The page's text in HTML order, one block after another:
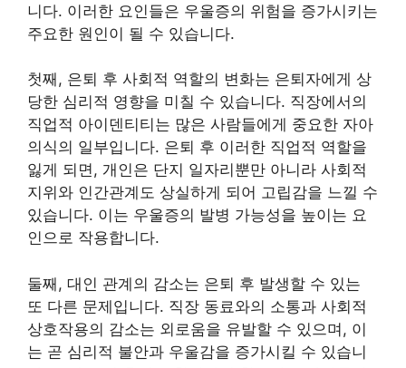
니다. 이러한 요인들은 우울증의 위험을 증가시키는
주요한 원인이 될 수 있습니다.
첫째, 은퇴 후 사회적 역할의 변화는 은퇴자에게 상
당한 심리적 영향을 미칠 수 있습니다. 직장에서의
직업적 아이덴티티는 많은 사람들에게 중요한 자아
의식의 일부입니다. 은퇴 후 이러한 직업적 역할을
잃게 되면, 개인은 단지 일자리뿐만 아니라 사회적
지위와 인간관계도 상실하게 되어 고립감을 느낄 수
있습니다. 이는 우울증의 발병 가능성을 높이는 요
인으로 작용합니다.
둘째, 대인 관계의 감소는 은퇴 후 발생할 수 있는
또 다른 문제입니다. 직장 동료와의 소통과 사회적
상호작용의 감소는 외로움을 유발할 수 있으며, 이
는 곧 심리적 불안과 우울감을 증가시킬 수 있습니